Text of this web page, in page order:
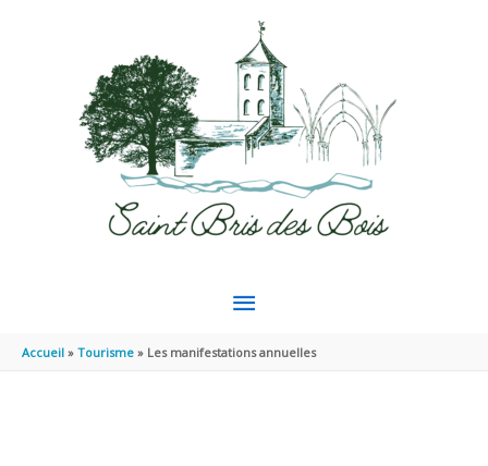
MENU
PRINCIPAL
Accueil Tourisme Les manifestations annuelles